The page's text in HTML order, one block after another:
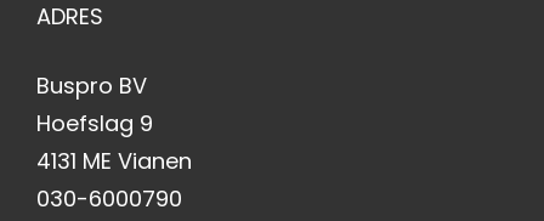
ADRES
Buspro BV
Hoefslag 9
4131 ME Vianen
030-6000790